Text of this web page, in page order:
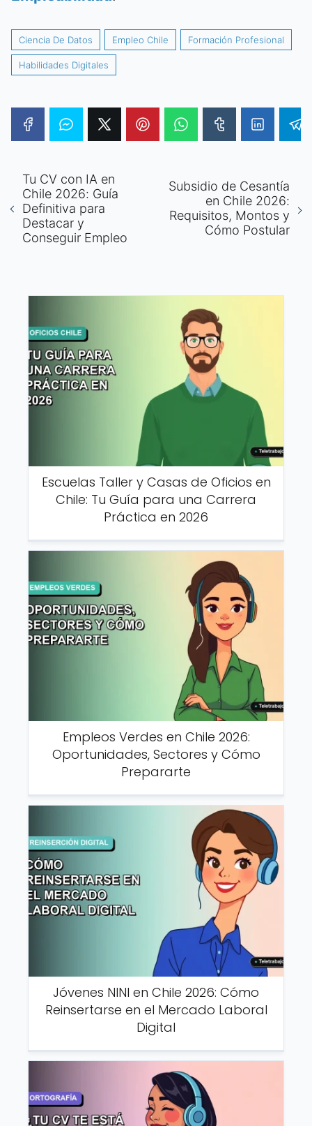
Ciencia De Datos Empleo Chile Formación Profesional
Habilidades Digitales
Tu CV con IA en
Chile 2026: Guía
Definitiva para
Destacar y
Conseguir Empleo
Subsidio de Cesantía
en Chile 2026:
Requisitos, Montos y
Cómo Postular
Escuelas Taller y Casas de Oficios en
Chile: Tu Guía para una Carrera
Práctica en 2026
Empleos Verdes en Chile 2026:
Oportunidades, Sectores y Cómo
Prepararte
Jóvenes NINI en Chile 2026: Cómo
Reinsertarse en el Mercado Laboral
Digital